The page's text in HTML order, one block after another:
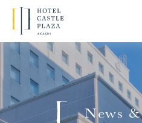
News